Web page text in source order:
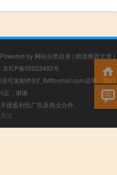
Powered by 网站分类目录 | 精选推荐文章 |
京ICP备05022492号
可发邮件到f_fb#foxmail.com说明，我们
正，谢谢
接盈利性广告及商业合作
孩